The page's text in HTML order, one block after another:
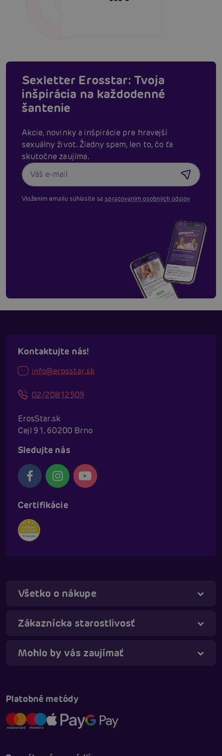
Sexletter Erosstar: Tvoja
inšpirácia na každodenné
šantenie
Akcie, novinky a inšpirácie pre hravejší
sexuálny život. Žiadny spam, len to, čo ťa
skutočne zaujíma.
Vložením emailu súhlasíte sa spracovaním osobných údajov
Kontaktujte nás!
info@erosstar.sk
02/20812509
ErosStar.sk
Cejl 91, 60200 Brno
Sledujte nás
Certifikácie
Všetko o nákupe
Zákaznícka starostlivosť
Mohlo by vás zaujímať
Platobné metódy